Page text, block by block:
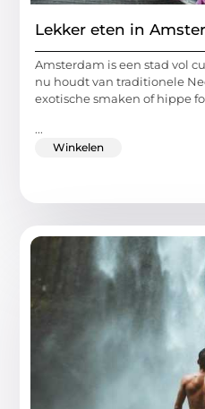
Lekker eten in
Amsterdam is een stad vol
nu houdt van traditionele
exotische smaken of hippe
...
Winkelen